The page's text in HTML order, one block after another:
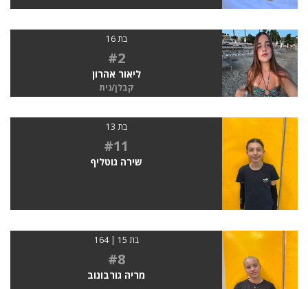
בת 16
#2
ליאור אהרון
קבלן/נית
בת 13
#11
שירה גוטליף
בת 15 | 164
#8
מריה גורבונוב